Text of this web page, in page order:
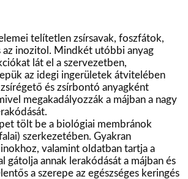
telítetlen zsírsavak, foszfátok,
az inozitol. Mindkét utóbbi anyag
lát el a szervezetben,
az idegi ingerületek átvitelében
és zsírbontó anyagként
megakadályozzák a májban a nagy
tölt be a biológiai membránok
szerkezetében. Gyakran
valamint oldatban tartja a
gátolja annak lerakódását a májban és
a szerepe az egészséges keringés